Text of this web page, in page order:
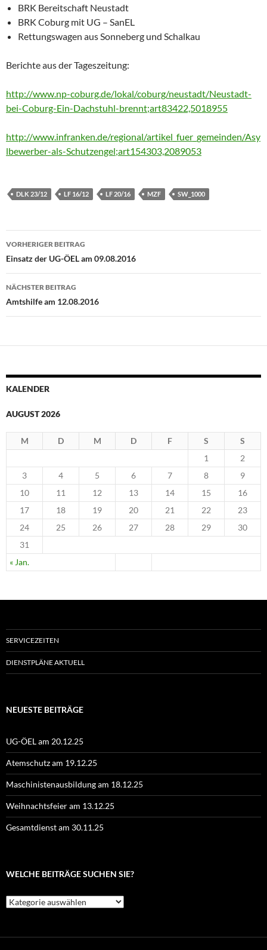
BRK Bereitschaft Neustadt
BRK Coburg mit UG – SanEL
Rettungswagen aus Sonneberg und Schalkau
Berichte aus der Tageszeitung:
http://www.np-coburg.de/lokal/coburg/neustadt/Neustadt-
bei-Coburg-Ein-Dachstuhl-brennt;art83422,5018955
http://www.infranken.de/regional/artikel_fuer_gemeinden/Asy
lbewerber-als-Schutzengel;art154303,2089053
DLK 23/12 LF 16/12 LF 20/16 MZF SW_1000
Beitragsnavigation
VORHERIGER BEITRAG
Einsatz der UG-ÖEL am 09.08.2016
NÄCHSTER BEITRAG
Amtshilfe am 12.08.2016
KALENDER
AUGUST 2026
M D M D F S S
« Jan.
1
2
3
4 5 6 7 8
9
10
11 12 13 14 15
16
17
18 19 20 21 22
23
24
25 26 27 28 29
30
31
SERVICEZEITEN
DIENSTPLÄNE AKTUELL
NEUESTE BEITRÄGE
UG-ÖEL am 20.12.25
Atemschutz am 19.12.25
Maschinistenausbildung am 18.12.25
Weihnachtsfeier am 13.12.25
Gesamtdienst am 30.11.25
WELCHE BEITRÄGE SUCHEN SIE?
Welche
Beiträge